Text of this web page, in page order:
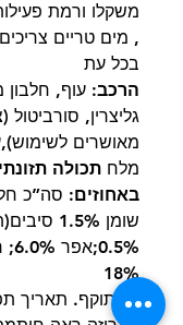
משקלו ורמת
, מים טריים
בכל עת
הרכב: עוף, חלבון
גליצרין,
מאושרים
מלח תכולה
באחוזים:
שומן 1.5%
18%
פג תוקף. תאריך